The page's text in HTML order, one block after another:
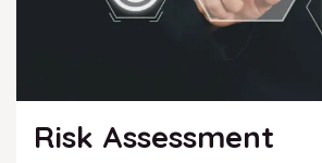
Risk Assessment